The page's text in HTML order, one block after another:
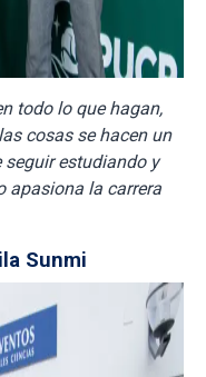
todo lo que hagan,
cosas se hacen un
estudiando y
apasiona la carrera
Sunmi